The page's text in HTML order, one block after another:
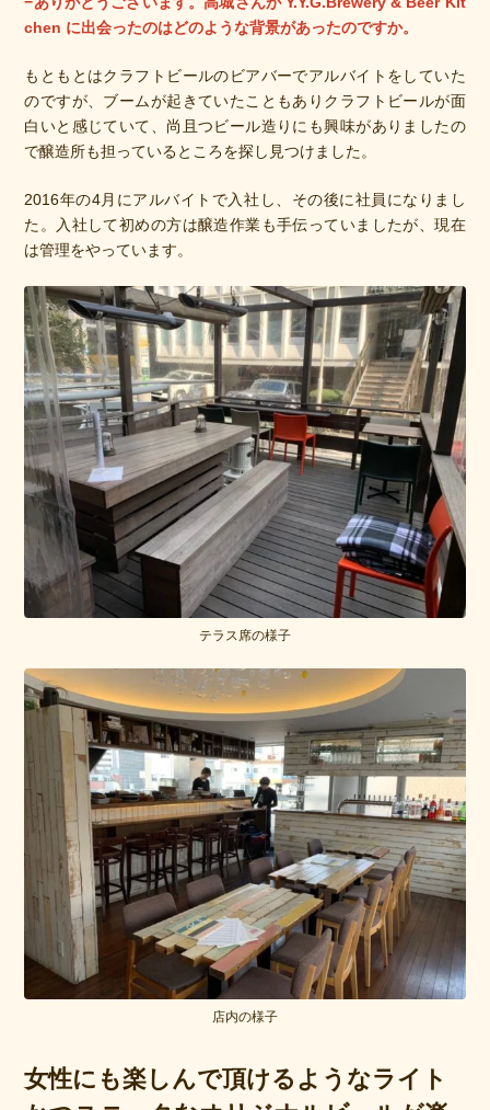
chen に出会ったのはどのような背景があったのですか。
もともとはクラフトビールのビアバーでアルバイトをしていた
のですが、ブームが起きていたこともありクラフトビールが面
白いと感じていて、尚且つビール造りにも興味がありましたの
で醸造所も担っているところを探し見つけました。
2016年の4月にアルバイトで入社し、その後に社員になりまし
た。入社して初めの方は醸造作業も手伝っていましたが、現在
は管理をやっています。
テラス席の様子
店内の様子
女性にも楽しんで頂けるようなライト